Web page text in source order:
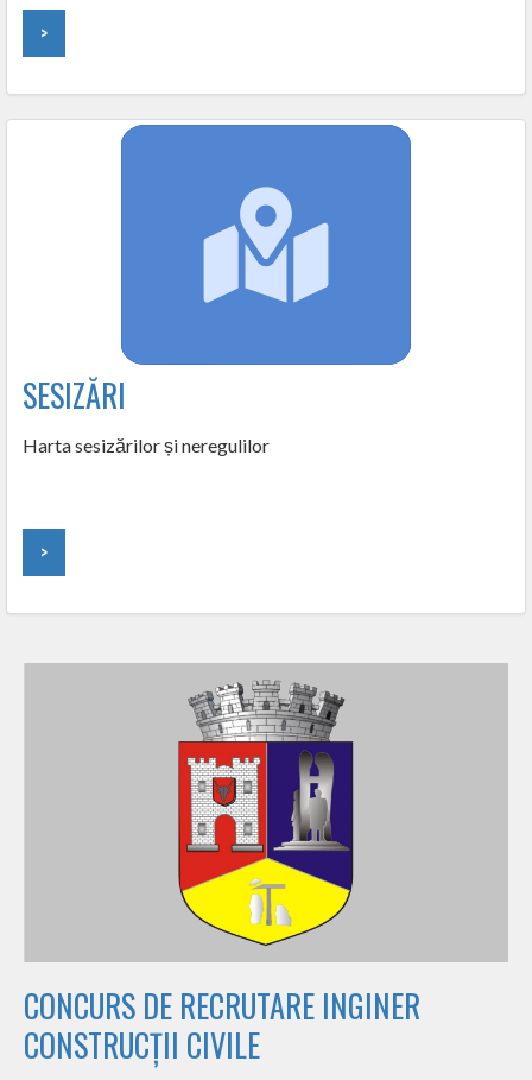
>
SESIZĂRI
Harta sesizărilor și neregulilor
>
CONCURS DE RECRUTARE INGINER
CONSTRUCȚII CIVILE